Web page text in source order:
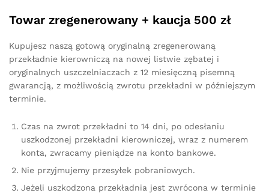
Towar zregenerowany + kaucja 500 zł
Kupujesz naszą gotową oryginalną zregenerowaną
przekładnie kierowniczą na nowej listwie zębatej i
oryginalnych uszczelniaczach z 12 miesięczną pisemną
gwarancją, z możliwością zwrotu przekładni w późniejszym
terminie.
Czas na zwrot przekładni to 14 dni, po odesłaniu
uszkodzonej przekładni kierowniczej, wraz z numerem
konta, zwracamy pieniądze na konto bankowe.
Nie przyjmujemy przesyłek pobraniowych.
Jeżeli uszkodzona przekładnia jest zwrócona w terminie